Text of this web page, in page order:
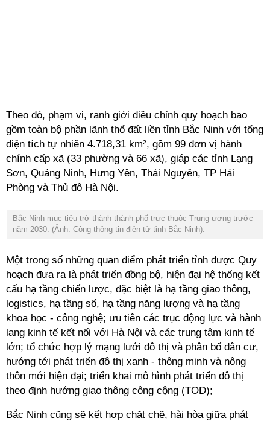
Theo đó, phạm vi, ranh giới điều chỉnh quy hoạch bao
gồm toàn bộ phần lãnh thổ đất liền tỉnh Bắc Ninh với tổng
diện tích tự nhiên 4.718,31 km², gồm 99 đơn vị hành
chính cấp xã (33 phường và 66 xã), giáp các tỉnh Lạng
Sơn, Quảng Ninh, Hưng Yên, Thái Nguyên, TP Hải
Phòng và Thủ đô Hà Nội.
Bắc Ninh mục tiêu trở thành thành phố trực thuộc Trung ương trước
năm 2030. (Ảnh: Công thông tin điện tử tỉnh Bắc Ninh).
Một trong số những quan điểm phát triển tỉnh được Quy
hoạch đưa ra là phát triển đồng bộ, hiện đại hệ thống kết
cấu hạ tầng chiến lược, đặc biệt là hạ tầng giao thông,
logistics, hạ tầng số, hạ tầng năng lượng và hạ tầng
khoa học - công nghệ; ưu tiên các trục động lực và hành
lang kinh tế kết nối với Hà Nội và các trung tâm kinh tế
lớn; tổ chức hợp lý mạng lưới đô thị và phân bố dân cư,
hướng tới phát triển đô thị xanh - thông minh và nông
thôn mới hiện đại; triển khai mô hình phát triển đô thị
theo định hướng giao thông công cộng (TOD);
Bắc Ninh cũng sẽ kết hợp chặt chẽ, hài hòa giữa phát